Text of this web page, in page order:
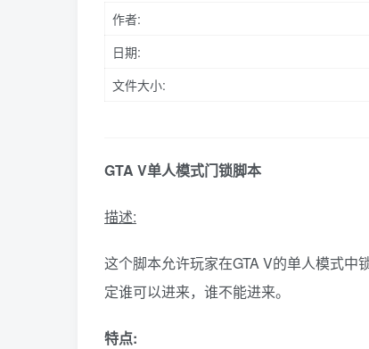
作者:
日期:
文件大小:
GTA V单人模式门锁脚本
描述:
这个脚本允许玩家在GTA V的单人模式
定谁可以进来，谁不能进来。
特点: